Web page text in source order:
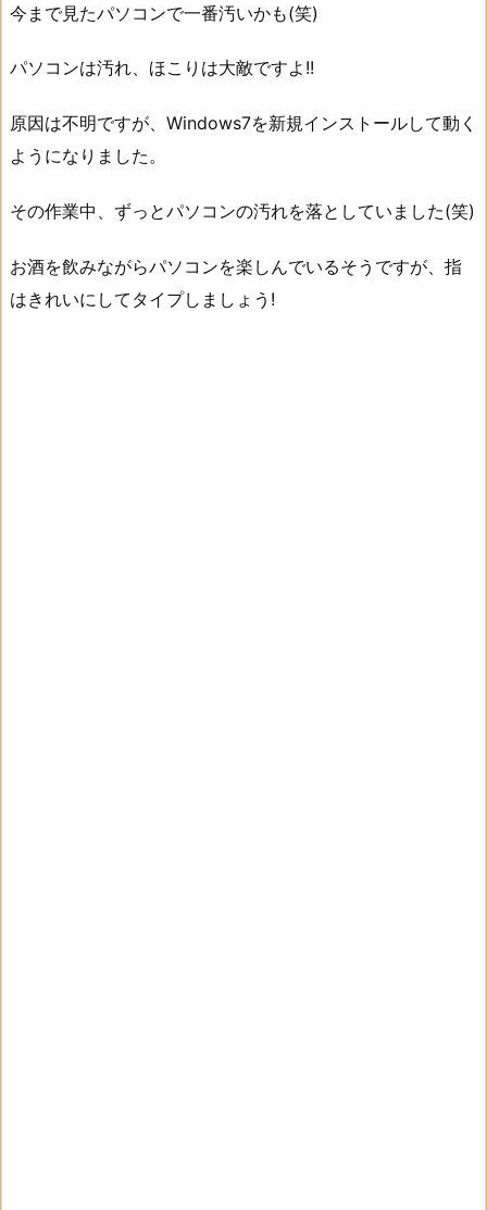
今まで見たパソコンで一番汚いかも(笑)
パソコンは汚れ、ほこりは大敵ですよ!!
原因は不明ですが、Windows7を新規インストールして動く
ようになりました。
その作業中、ずっとパソコンの汚れを落としていました(笑)
お酒を飲みながらパソコンを楽しんでいるそうですが、指
はきれいにしてタイプしましょう!